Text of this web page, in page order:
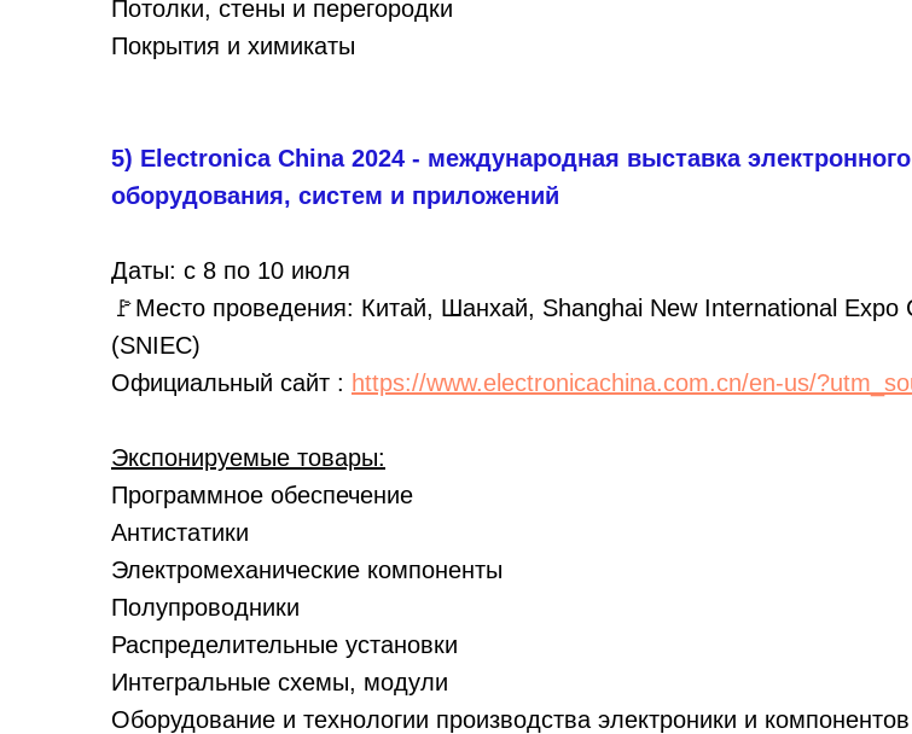
Потолки, стены и перегородки
Покрытия и химикаты
5) Electronica China 2024 - международная выставка электронного
оборудования, систем и приложений
Даты: с 8 по 10 июля
🚩Место проведения: Китай, Шанхай, Shanghai New International Expo
(SNIEC)
Официальный сайт : https://www.electronicachina.com.cn/en-us/
Экспонируемые товары:
Программное обеспечение
Антистатики
Электромеханические компоненты
Полупроводники
Распределительные установки
Интегральные схемы, модули
Оборудование и технологии производства электроники и компонентов